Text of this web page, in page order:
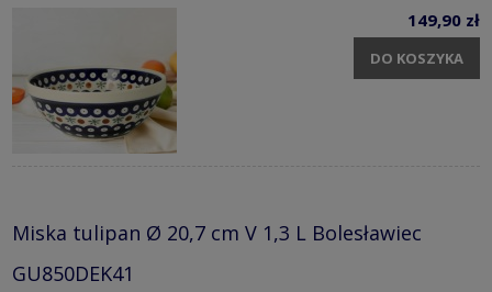
149,90 zł
DO KOSZYKA
Miska tulipan Ø 20,7 cm V 1,3 L Bolesławiec
GU850DEK41